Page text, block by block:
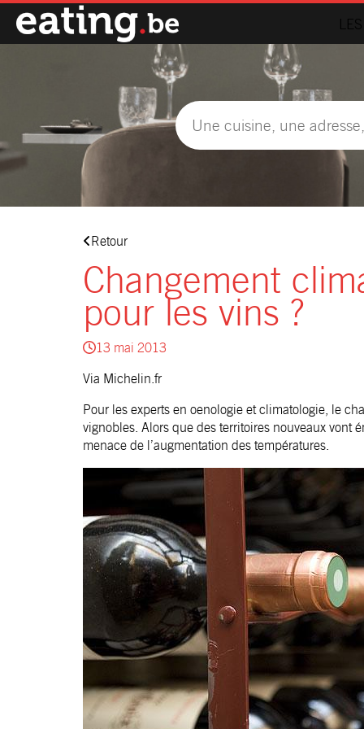
Retour
Changement
pour les vins ?
13 mai 2013
Via Michelin.fr
Pour les experts en oenologie et climatologie, le
vignobles. Alors que des territoires nouveaux vont
menace de l’augmentation des températures.